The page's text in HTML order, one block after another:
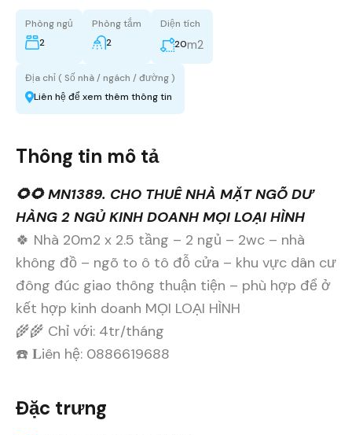
Phòng ngủ
2
Phòng tắm
2
Diện tích
20m2
Địa chỉ ( Số nhà / ngách / đường )
Liên hệ để xem thêm thông tin
Thông tin mô tả
🌻🌻 MN1389. CHO THUÊ NHÀ MẶT NGÕ DƯ
HÀNG 2 NGỦ KINH DOANH MỌI LOẠI HÌNH
🍀 Nhà 20m2 x 2.5 tầng – 2 ngủ – 2wc – nhà
không đồ – ngõ to ô tô đỗ cửa – khu vực dân cư
đông đúc giao thông thuận tiện – phù hợp để ở
kết hợp kinh doanh MỌI LOẠI HÌNH
🌾🌾 Chỉ với: 4tr/tháng
☎️ 𝐋iên hệ: 0886619688
Đặc trưng